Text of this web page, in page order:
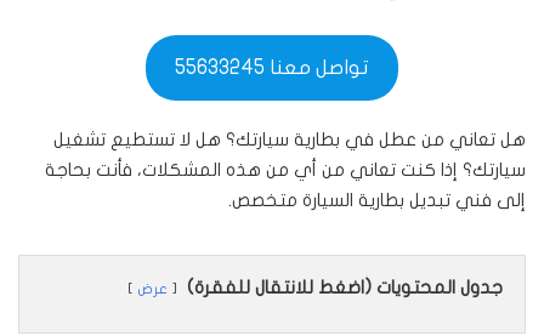
تواصل معنا 55633245
هل تعاني من عطل في بطارية سيارتك؟ هل لا تستطيع تشغيل
سيارتك؟ إذا كنت تعاني من أي من هذه المشكلات، فأنت بحاجة
إلى فني تبديل بطارية السيارة متخصص.
جدول المحتويات (اضغط للانتقال للفقرة) عرض